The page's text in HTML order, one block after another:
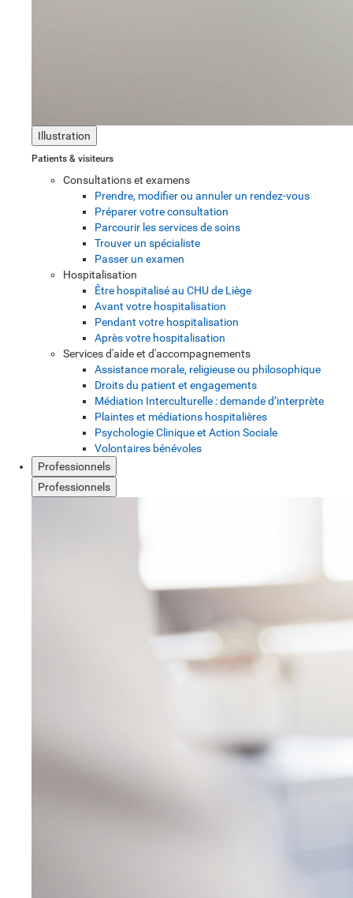
Illustration
Patients & visiteurs
Consultations et examens
Prendre, modifier ou annuler un rendez-vous
Préparer votre consultation
Parcourir les services de soins
Trouver un spécialiste
Passer un examen
Hospitalisation
Être hospitalisé au CHU de Liège
Avant votre hospitalisation
Pendant votre hospitalisation
Après votre hospitalisation
Services d'aide et d'accompagnements
Assistance morale, religieuse ou philosophique
Droits du patient et engagements
Médiation Interculturelle : demande d’interprète
Plaintes et médiations hospitalières
Psychologie Clinique et Action Sociale
Volontaires bénévoles
Professionnels
Professionnels